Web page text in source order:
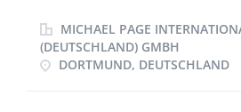
und Onboarding Projekt:
MICHAEL PAGE
(DEUTSCHLAND) GMBH
DORTMUND, DEUTSCHLAND